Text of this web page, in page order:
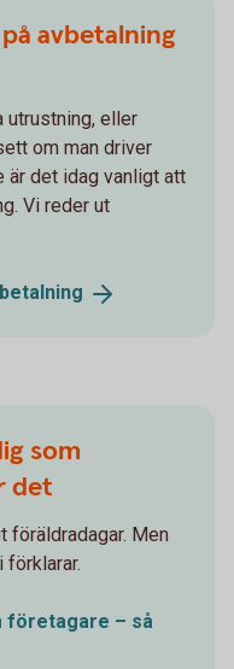
avbetalning
utrustning, eller
om man driver
är det idag vanligt att
Vi reder ut
som
det
föräldradagar. Men
förklarar.
företagare – så